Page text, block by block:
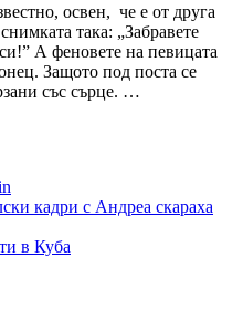
освен, че е от друга
така: „Забравете
!” А феновете на певицата
Защото под поста се
със сърце. …
кадри с Андреа скараха
в Куба